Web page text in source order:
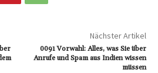
Nächster Artikel
0091 Vorwahl: Alles, was Sie über
Anrufe und Spam aus Indien wissen
müssen